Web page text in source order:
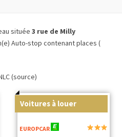
située 3 rue de Milly
Auto-stop contenant places (
(source)
Voitures à louer
EUROPCAR